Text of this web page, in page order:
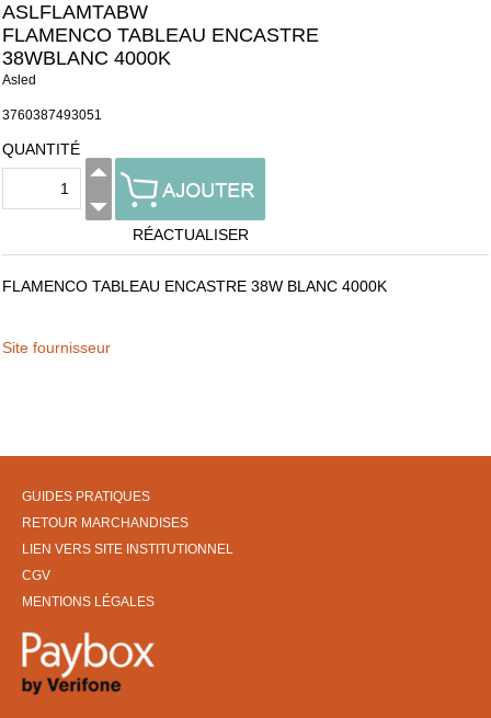
ASLFLAMTABW
FLAMENCO TABLEAU ENCASTRE
38WBLANC 4000K
Asled
3760387493051
QUANTITÉ
RÉACTUALISER
FLAMENCO TABLEAU ENCASTRE 38W BLANC 4000K
Site fournisseur
GUIDES PRATIQUES
RETOUR MARCHANDISES
LIEN VERS SITE INSTITUTIONNEL
CGV
MENTIONS LÉGALES